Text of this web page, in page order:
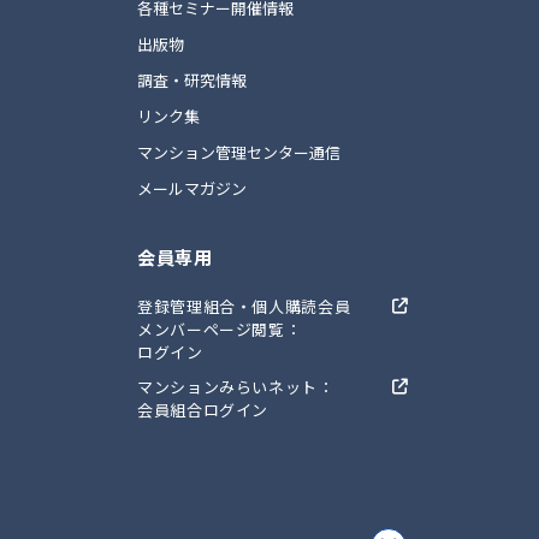
各種セミナー開催情報
出版物
調査・研究情報
リンク集
マンション管理センター通信
メールマガジン
会員専用
登録管理組合・個人購読会員
メンバーページ閲覧：
ログイン
マンションみらいネット：
会員組合ログイン